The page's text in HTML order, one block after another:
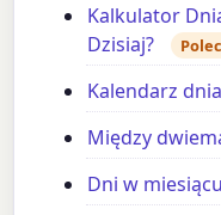
Kalkulator
Dzisiaj?
Kalendarz
Między
Dni w miesiącu